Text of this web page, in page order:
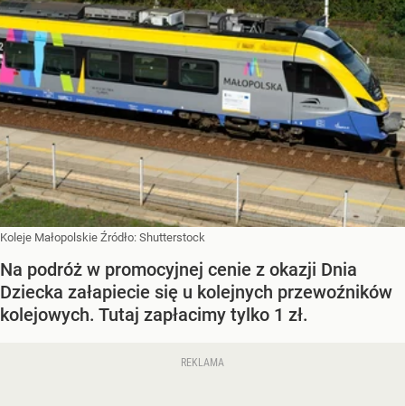
Koleje Małopolskie Źródło: Shutterstock
Na podróż w promocyjnej cenie z okazji Dnia
Dziecka załapiecie się u kolejnych przewoźników
kolejowych. Tutaj zapłacimy tylko 1 zł.